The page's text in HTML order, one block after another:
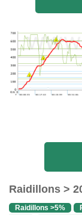
Raidillons >
Raidillons >5%